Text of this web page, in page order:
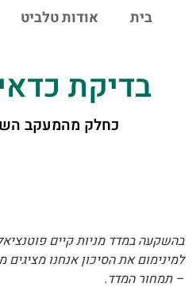
בית אודות טלביט
בדיקת כדאיות
כחלק מהמעקב
בהשקעה במדד מניות קיים
למינימום את הסיכון אנחנו
– תמחור המדד.